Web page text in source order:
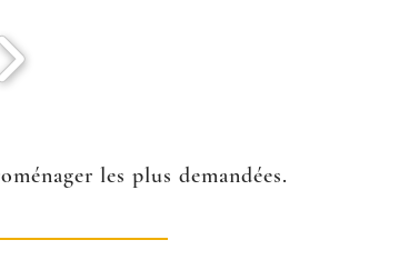
les plus demandées.